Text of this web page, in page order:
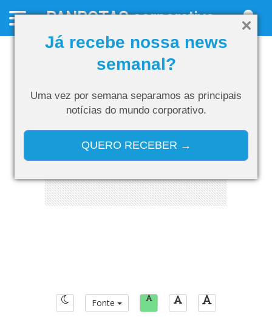
Já recebe nossa news
semanal?
Uma vez por semana separamos as principais
notícias do mundo corporativo.
QUERO RECEBER →
PANROTAScorporativo
Fonte